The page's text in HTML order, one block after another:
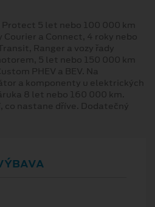
5 let nebo 100 000 km
Courier a Connect, 4 roky nebo
Ranger a vozy řady
5 let nebo 150 000 km
PHEV a BEV. Na
a komponenty u elektrických
8 let nebo 160 000 km.
co nastane dříve. Dodatečný